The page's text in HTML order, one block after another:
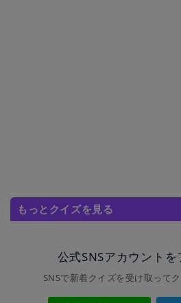
もっとクイズを見る
公式SNSアカウント
SNSで新着クイズを受け取って